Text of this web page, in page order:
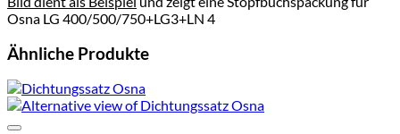
Osna LG 400/500/750+LG3+LN 4
Ähnliche Produkte